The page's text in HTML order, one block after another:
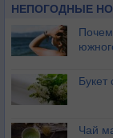
НЕПОГОДНЫЕ
Букет
Чай